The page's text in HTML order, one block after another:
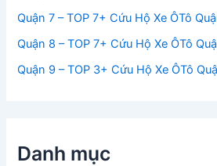
Quận 7 – TOP 7+ Cứu Hộ Xe ÔTô
Quận 8 – TOP 7+ Cứu Hộ Xe ÔTô
Quận 9 – TOP 3+ Cứu Hộ Xe ÔTô
Danh mục